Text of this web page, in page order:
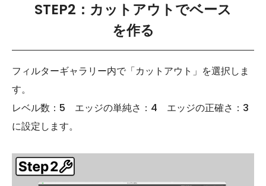
STEP2：カットアウトでベース
を作る
フィルターギャラリー内で「カットアウト」を選択しま
す。
レベル数：5 エッジの単純さ：4 エッジの正確さ：3
に設定します。